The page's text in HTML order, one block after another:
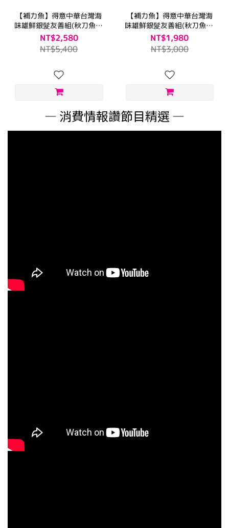
【補力魚】得意中華台灣海
味雄鮮銀髮友善組(秋刀魚*3
袋+虱目魚*9包+紅藜魚肉燥
*9包)
NT$2,580
NT$5,400
【補力魚】得意中華台灣海
味雄鮮銀髮友善組(秋刀魚*3
袋+紅藜魚肉燥*9包)
NT$1,980
NT$3,000
— 消費情報讚節目精選 —